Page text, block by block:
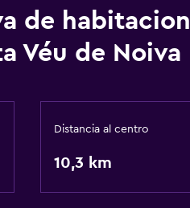
Vista al jardín
Piso de parquet o madera noble
Vista al patio interior
Vista a punto de interés
de
Véu de Noiva
Distancia al centro
10,3 km